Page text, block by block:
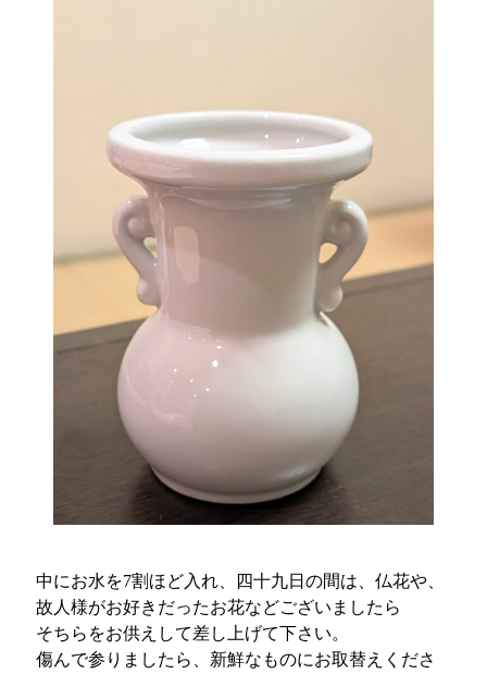
中にお水を7割ほど入れ、四十九日の間は、仏花や、
故人様がお好きだったお花などございましたら
そちらをお供えして差し上げて下さい。
傷んで参りましたら、新鮮なものにお取替えくださ